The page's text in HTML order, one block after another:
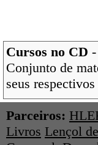
Cursos no CD
Conjunto de
seus
Parceiros:
Livros Lençol